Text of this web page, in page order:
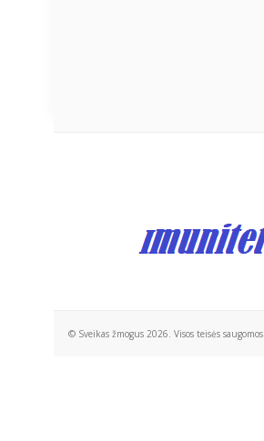
© Sveikas žmogus 2026. Visos teisės saugomos